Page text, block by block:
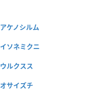
アケノシルム
イソネミクニ
ウルクスス
オサイズチ